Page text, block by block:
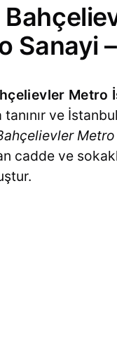
Sanayi
Metro
ve
Metro
cadde ve